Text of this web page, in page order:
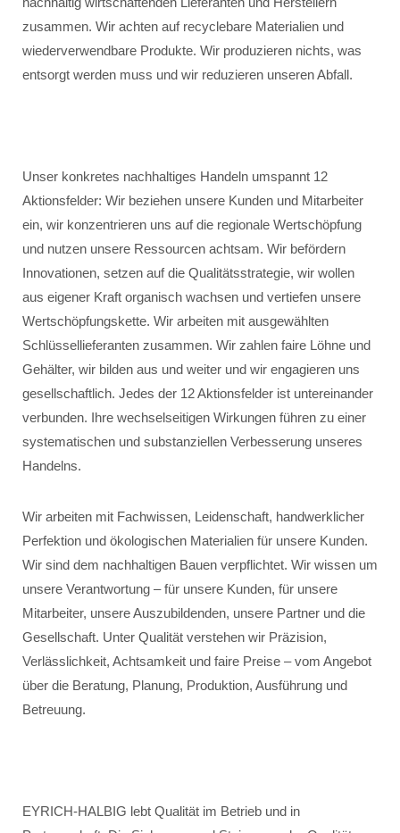
zusammen. Wir achten auf recyclebare Materialien und
wiederverwendbare Produkte. Wir produzieren nichts, was
entsorgt werden muss und wir reduzieren unseren Abfall.
Unser konkretes nachhaltiges Handeln umspannt 12
Aktionsfelder: Wir beziehen unsere Kunden und Mitarbeiter
ein, wir konzentrieren uns auf die regionale Wertschöpfung
und nutzen unsere Ressourcen achtsam. Wir befördern
Innovationen, setzen auf die Qualitätsstrategie, wir wollen
aus eigener Kraft organisch wachsen und vertiefen unsere
Wertschöpfungskette. Wir arbeiten mit ausgewählten
Schlüssellieferanten zusammen. Wir zahlen faire Löhne und
Gehälter, wir bilden aus und weiter und wir engagieren uns
gesellschaftlich. Jedes der 12 Aktionsfelder ist untereinander
verbunden. Ihre wechselseitigen Wirkungen führen zu einer
systematischen und substanziellen Verbesserung unseres
Handelns.
Wir arbeiten mit Fachwissen, Leidenschaft, handwerklicher
Perfektion und ökologischen Materialien für unsere Kunden.
Wir sind dem nachhaltigen Bauen verpflichtet. Wir wissen um
unsere Verantwortung – für unsere Kunden, für unsere
Mitarbeiter, unsere Auszubildenden, unsere Partner und die
Gesellschaft. Unter Qualität verstehen wir Präzision,
Verlässlichkeit, Achtsamkeit und faire Preise – vom Angebot
über die Beratung, Planung, Produktion, Ausführung und
Betreuung.
EYRICH-HALBIG lebt Qualität im Betrieb und in